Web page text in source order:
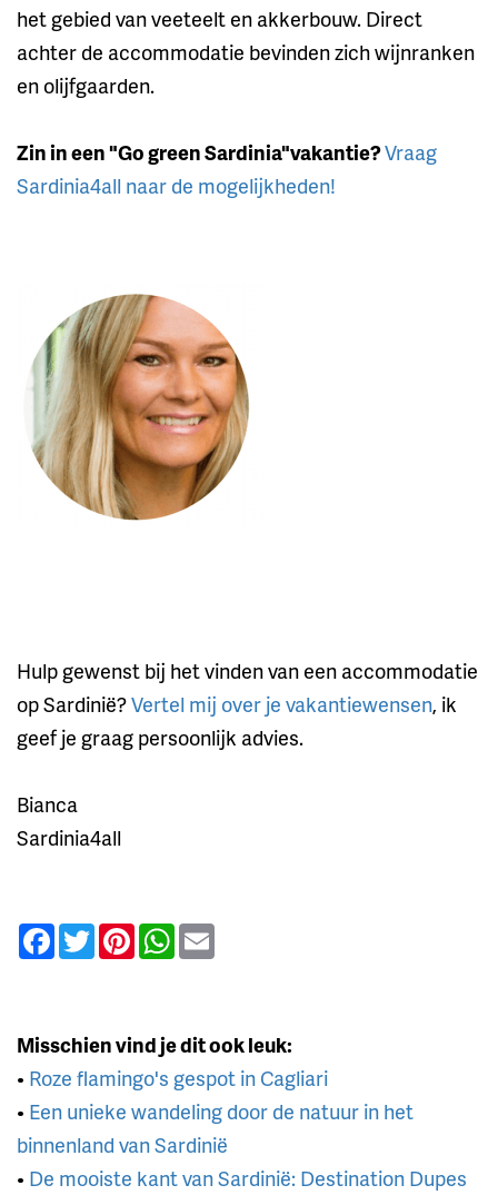
het gebied van veeteelt en akkerbouw. Direct
achter de accommodatie bevinden zich wijnranken
en olijfgaarden.
Zin in een "Go green Sardinia"vakantie?Vraag
Sardinia4all naar de mogelijkheden!
Hulp gewenst bij het vinden van een accommodatie
op Sardinië?Vertel mij over je vakantiewensen, ik
geef je graag persoonlijk advies.
Bianca
Sardinia4all
Facebook
TwitterPinterestWhatsApp
Misschien vind je dit ook leuk:
• Roze flamingo's gespot in Cagliari
• Een unieke wandeling door de natuur in het
binnenland van Sardinië
• De mooiste kant van Sardinië: Destination Dupes